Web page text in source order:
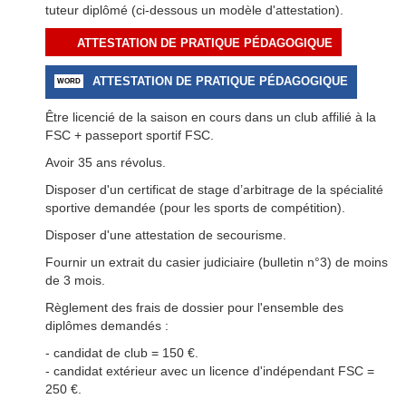
tuteur diplômé (ci-dessous un modèle d'attestation).
ATTESTATION DE PRATIQUE PÉDAGOGIQUE
ATTESTATION DE PRATIQUE PÉDAGOGIQUE
Être licencié de la saison en cours dans un club affilié à la
FSC + passeport sportif FSC.
Avoir 35 ans révolus.
Disposer d'un certificat de stage d’arbitrage de la spécialité
sportive demandée (pour les sports de compétition).
Disposer d'une attestation de secourisme.
Fournir un extrait du casier judiciaire (bulletin n°3) de moins
de 3 mois.
Règlement des frais de dossier pour l'ensemble des
diplômes demandés :
- candidat de club = 150 €.
- candidat extérieur avec un licence d'indépendant FSC =
250 €.